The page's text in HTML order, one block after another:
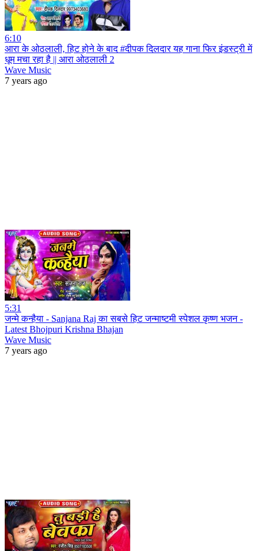
6:10
आरा के ओठलाली, हिट होने के बाद #दीपक दिलदार यह गाना फिर इंडस्ट्री में
धूम मचा रहा है || आरा ओठलाली 2
Wave Music
7 years ago
5:31
जन्मे कन्हैया - Sanjana Raj का सबसे हिट जन्माष्टमी स्पेशल कृष्ण भजन -
Latest Bhojpuri Krishna Bhajan
Wave Music
7 years ago